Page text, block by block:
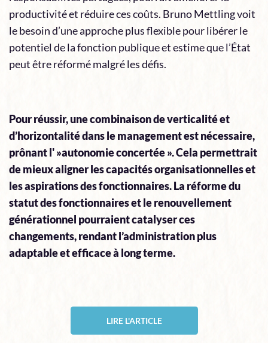
productivité et réduire ces coûts. Bruno Mettling voit
le besoin d’une approche plus flexible pour libérer le
potentiel de la fonction publique et estime que l’État
peut être réformé malgré les défis.
Pour réussir, une combinaison de verticalité et
d’horizontalité dans le management est nécessaire,
prônant l' »autonomie concertée ». Cela permettrait
de mieux aligner les capacités organisationnelles et
les aspirations des fonctionnaires. La réforme du
statut des fonctionnaires et le renouvellement
générationnel pourraient catalyser ces
changements, rendant l’administration plus
adaptable et efficace à long terme.
LIRE L'ARTICLE